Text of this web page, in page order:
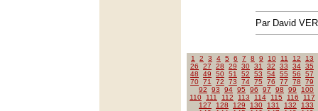
Par David
1 2 3 4 5 6 7 8 9 10 11 12
13
26
27 28 29 30 31 32 33 34 35
48
49 50 51 52 53 54 55 56
57
70 71 72 73 74 75 76 77 78
79
92
93 94 95 96 97 98 99
100
110
111 112 113 114 115 116
117
127
128 129 130 131 132
133